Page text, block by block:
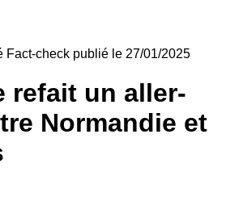
Fact-check publié le 27/01/2025
refait un aller-
Normandie et